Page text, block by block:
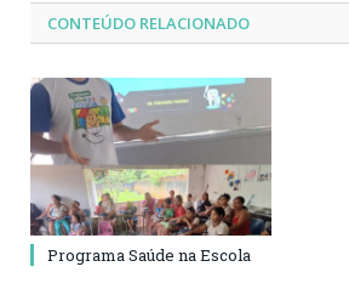
CONTEÚDO RELACIONADO
Programa Saúde na Escola